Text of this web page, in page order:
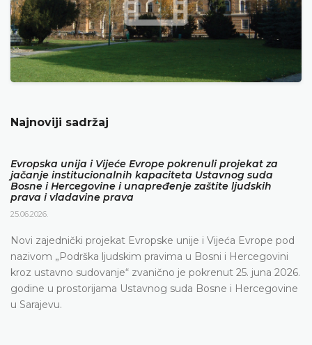
Najnoviji sadržaj
Evropska unija i Vijeće Evrope pokrenuli projekat za
jačanje institucionalnih kapaciteta Ustavnog suda
Bosne i Hercegovine i unapređenje zaštite ljudskih
prava i vladavine prava
25.06.2026.
Novi zajednički projekat Evropske unije i Vijeća Evrope pod
nazivom „Podrška ljudskim pravima u Bosni i Hercegovini
kroz ustavno sudovanje“ zvanično je pokrenut 25. juna 2026.
godine u prostorijama Ustavnog suda Bosne i Hercegovine
u Sarajevu.